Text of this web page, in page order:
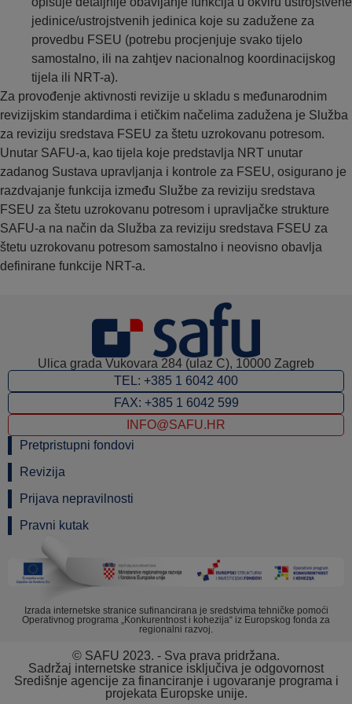
jedinice/ustrojstvenih jedinica koje su zadužene za
provedbu FSEU (potrebu procjenjuje svako tijelo
samostalno, ili na zahtjev nacionalnog koordinacijskog
tijela ili NRT-a).
Za provođenje aktivnosti revizije u skladu s međunarodnim
revizijskim standardima i etičkim načelima zadužena je Služba
za reviziju sredstava FSEU za štetu uzrokovanu potresom.
Unutar SAFU-a, kao tijela koje predstavlja NRT unutar
zadanog Sustava upravljanja i kontrole za FSEU, osigurano je
razdvajanje funkcija između Službe za reviziju sredstava
FSEU za štetu uzrokovanu potresom i upravljačke strukture
SAFU-a na način da Služba za reviziju sredstava FSEU za
štetu uzrokovanu potresom samostalno i neovisno obavlja
definirane funkcije NRT-a.
Ulica grada Vukovara 284 (ulaz C), 10000 Zagreb
TEL: +385 1 6042 400
FAX: +385 1 6042 599
INFO@SAFU.HR
Pretpristupni fondovi
Revizija
Prijava nepravilnosti
Pravni kutak
Izrada internetske stranice sufinancirana je sredstvima tehničke pomoći
Operativnog programa „Konkurentnost i kohezija“ iz Europskog fonda za
regionalni razvoj.
© SAFU 2023. - Sva prava pridržana.
Sadržaj internetske stranice isključiva je odgovornost
Središnje agencije za financiranje i ugovaranje programa i
projekata Europske unije.